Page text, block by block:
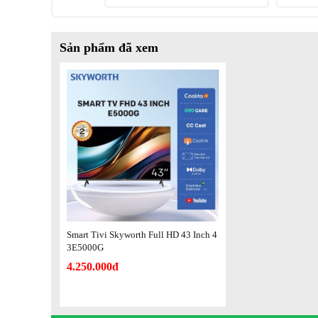
Tính năng
sẽ toát lên phong cách hiện
Chiếu màn hình điện thoại
Giảm nhiễu thông minh
Điều khiển giọng nói (Hỗ
hành Android)
THÔNG TIN CHUNG
Hãng sản xuất
SKYWORTH
Xuất xứ
THAILAND
Bảo hành
24 tháng
Sản phẩm đã xem
Smart Tivi Skyworth Full HD 43 Inch 4
3E5000G
4.250.000đ